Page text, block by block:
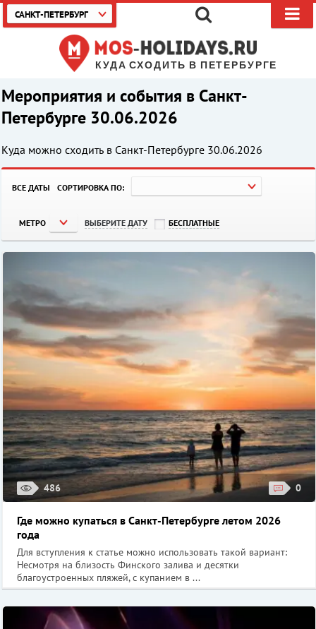
КУДА СХОДИТЬ В ПЕТЕРБУРГЕ
САНКТ-ПЕТЕРБУРГ
Мероприятия и события в Санкт-
Петербурге 30.06.2026
Куда можно сходить в Санкт-Петербурге 30.06.2026
ВСЕ ДАТЫ СОРТИРОВКА ПО:
МЕТРО ВЫБЕРИТЕ ДАТУ БЕСПЛАТНЫЕ
486 0
Где можно купаться в Санкт-Петербурге летом 2026
года
Для вступления к статье можно использовать такой вариант:
Несмотря на близость Финского залива и десятки
благоустроенных пляжей, с купанием в ...